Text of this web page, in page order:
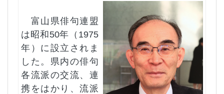
富山県俳句連盟
は昭和50年（ 1975
年）に設立されま
した。県内の俳句
各流派の交流、連
携をはかり、流派